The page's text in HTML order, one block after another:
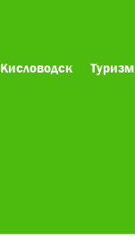
Кисловодск Туризм